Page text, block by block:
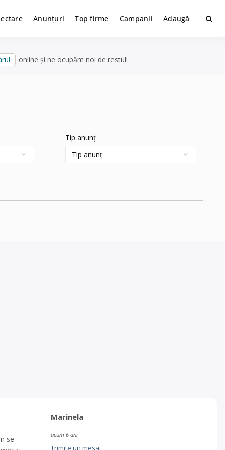
Anunțuri Top firme Campanii Adaugă
online și ne ocupăm noi de restul!
Tip anunț
se
Marinela
acum 6 ani
Trimite un mesaj